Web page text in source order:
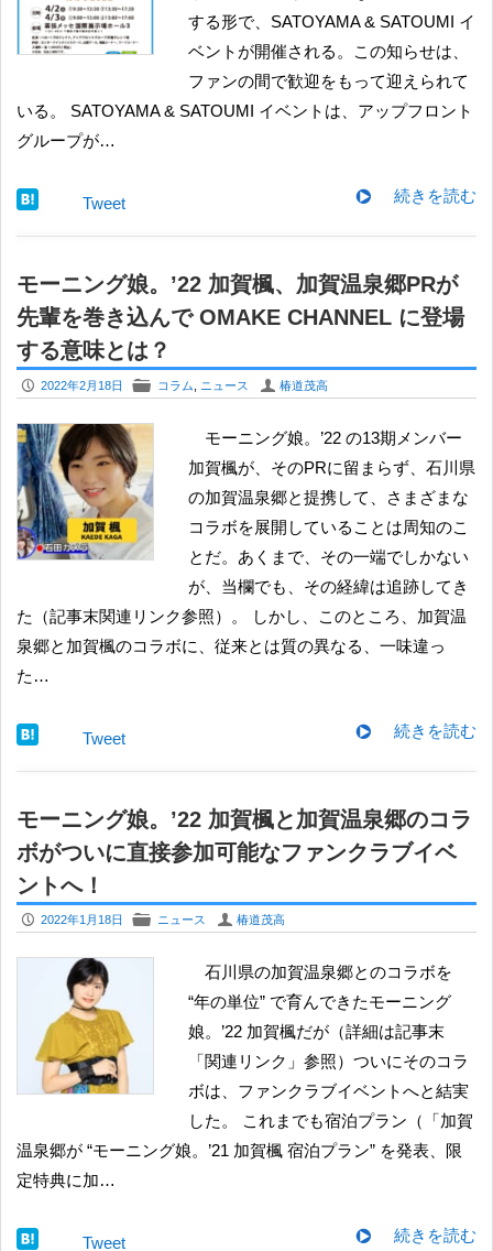
する形で、SATOYAMA & SATOUMI イ
ベントが開催される。この知らせは、
ファンの間で歓迎をもって迎えられて
いる。 SATOYAMA & SATOUMI イベントは、アップフロント
グループが…
続きを読む
Tweet
モーニング娘。’22 加賀楓、加賀温泉郷PRが
先輩を巻き込んで OMAKE CHANNEL に登場
する意味とは？
P 2022年2月18日 F コラム ニュース U 椿道茂高
モーニング娘。’22 の13期メンバー
加賀楓が、そのPRに留まらず、石川県
の加賀温泉郷と提携して、さまざまな
コラボを展開していることは周知のこ
とだ。あくまで、その一端でしかない
が、当欄でも、その経緯は追跡してき
た（記事末関連リンク参照）。 しかし、このところ、加賀温
泉郷と加賀楓のコラボに、従来とは質の異なる、一味違っ
た…
続きを読む
Tweet
モーニング娘。’22 加賀楓と加賀温泉郷のコラ
ボがついに直接参加可能なファンクラブイベ
ントへ！
P 2022年1月18日 F ニュース U 椿道茂高
石川県の加賀温泉郷とのコラボを
“年の単位” で育んできたモーニング
娘。’22 加賀楓だが（詳細は記事末
「関連リンク」参照）ついにそのコラ
ボは、ファンクラブイベントへと結実
した。 これまでも宿泊プラン（「加賀
温泉郷が “モーニング娘。’21 加賀楓 宿泊プラン” を発表、限
定特典に加…
続きを読む
Tweet